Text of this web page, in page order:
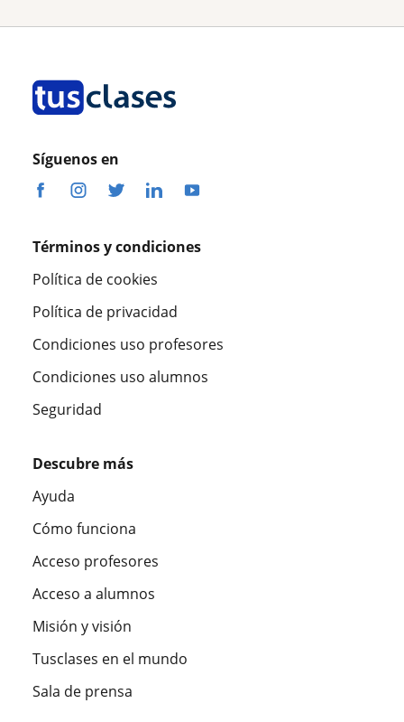
Síguenos en
Términos y condiciones
Política de cookies
Política de privacidad
Condiciones uso profesores
Condiciones uso alumnos
Seguridad
Descubre más
Ayuda
Cómo funciona
Acceso profesores
Acceso a alumnos
Misión y visión
Tusclases en el mundo
Sala de prensa